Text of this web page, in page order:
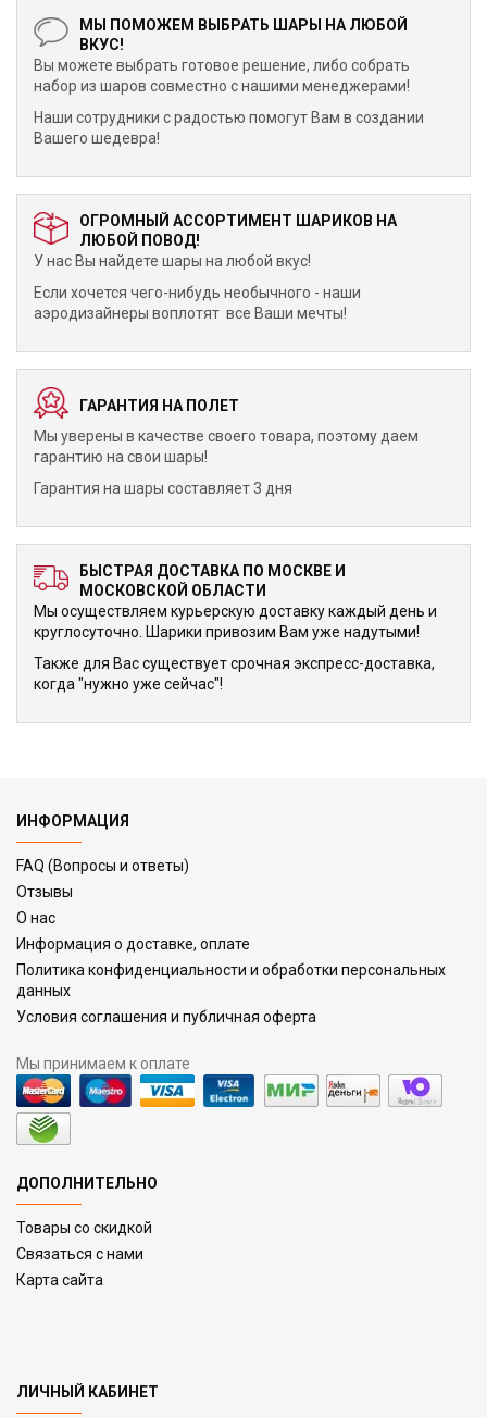
МЫ ПОМОЖЕМ ВЫБРАТЬ ШАРЫ НА ЛЮБОЙ
ВКУС!
Вы можете выбрать готовое решение, либо собрать
набор из шаров совместно с нашими менеджерами!
Наши сотрудники с радостью помогут Вам в создании
Вашего шедевра!
ОГРОМНЫЙ АССОРТИМЕНТ ШАРИКОВ НА
ЛЮБОЙ ПОВОД!
У нас Вы найдете шары на любой вкус!
Если хочется чего-нибудь необычного - наши
аэродизайнеры воплотят все Ваши мечты!
ГАРАНТИЯ НА ПОЛЕТ
Мы уверены в качестве своего товара, поэтому даем
гарантию на свои шары!
Гарантия на шары составляет 3 дня
БЫСТРАЯ ДОСТАВКА ПО МОСКВЕ И
МОСКОВСКОЙ ОБЛАСТИ
Мы осуществляем курьерскую доставку каждый день и
круглосуточно. Шарики привозим Вам уже надутыми!
Также для Вас существует срочная экспресс-доставка,
когда "нужно уже сейчас"!
ИНФОРМАЦИЯ
FAQ (Вопросы и ответы)
Отзывы
О нас
Информация о доставке, оплате
Политика конфиденциальности и обработки персональных
данных
Условия соглашения и публичная оферта
Мы принимаем к оплате
ДОПОЛНИТЕЛЬНО
Товары со скидкой
Связаться с нами
Карта сайта
ЛИЧНЫЙ КАБИНЕТ